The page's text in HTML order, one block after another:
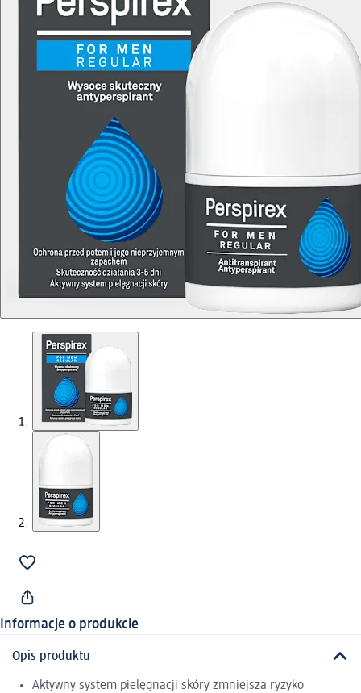
Informacje o produkcie
Opis produktu
Aktywny system pielęgnacji skóry zmniejsza ryzyko